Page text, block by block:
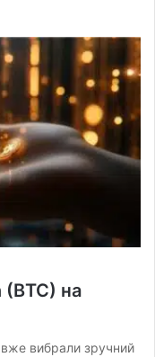
(BTC) на
вже вибрали зручний